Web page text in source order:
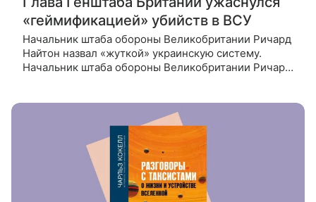
«геймификацией» убийств в ВСУ
Начальник штаба обороны Великобритании Ричард
Найтон назвал «жуткой» украинскую систему.
Начальник штаба обороны Великобритании Ричард